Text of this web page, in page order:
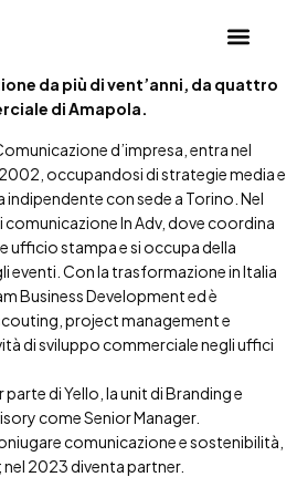
da più di vent’anni, da quattro
di Amapola.
d’impresa, entra nel
occupandosi di strategie media e
indipendente con sede a Torino. Nel
comunicazione In Adv, dove coordina
ufficio stampa e si occupa della
eventi. Con la trasformazione in Italia
Business Development ed è
project management e
di sviluppo commerciale negli uffici
parte di Yello, la unit di Branding e
come Senior Manager.
comunicazione e sostenibilità,
2023 diventa partner.